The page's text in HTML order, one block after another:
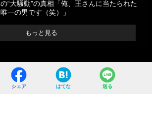
の“大騒動”の真相「俺、王さんに当たられた
唯一の男です（笑）」
もっと見る
シェア はてな 送る